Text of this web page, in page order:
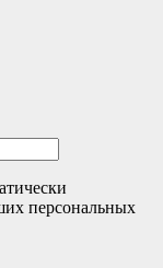
персональных